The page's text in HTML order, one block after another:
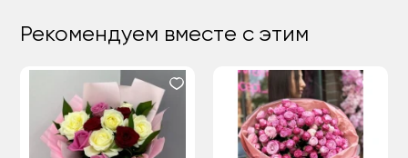
Рекомендуем вместе с этим